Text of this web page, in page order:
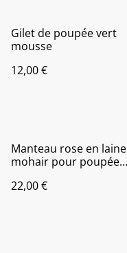
Gilet de poupée vert
mousse
12,00 €
Manteau rose en laine
mohair pour poupée
de Corolle
22,00 €